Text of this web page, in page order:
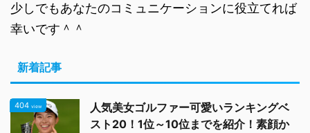
少しでもあなたのコミュニケーションに役立てれば
幸いです＾＾
新着記事
404 view
人気美女ゴルファー可愛いランキングベ
スト20！1位～10位までを紹介！素顔か